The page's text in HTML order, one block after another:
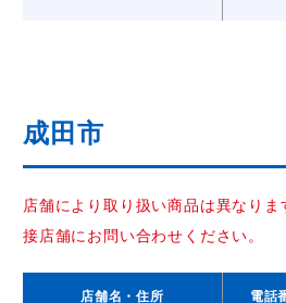
成田市
店舗により取り扱い商品は異なり
接店舗にお問い合わせください。
店舗名 ・住所 電話